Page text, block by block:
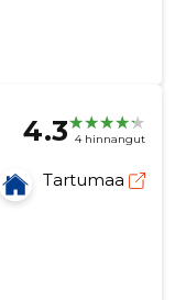
4.3 4 hinnangut
Tartumaa